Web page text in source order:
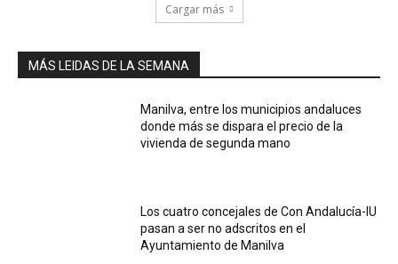
Cargar más
MÁS LEIDAS DE LA SEMANA
Manilva, entre los municipios andaluces
donde más se dispara el precio de la
vivienda de segunda mano
Los cuatro concejales de Con Andalucía-IU
pasan a ser no adscritos en el
Ayuntamiento de Manilva